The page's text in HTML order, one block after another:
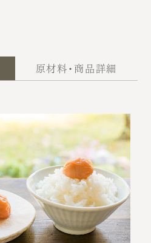
原材料・商品詳細